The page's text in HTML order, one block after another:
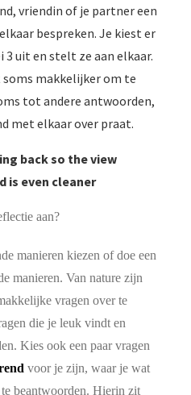
vriendin of je partner een
bespreken. Je kiest er
uit en stelt ze aan elkaar.
soms makkelijker om te
tot andere antwoorden,
met elkaar over praat.
back so the view
is even cleaner
aan?
manieren kiezen of doe een
manieren. Van nature zijn
vragen over te
die je leuk vindt en
Kies ook een paar vragen
voor je zijn, waar je wat
beantwoorden. Hierin zit